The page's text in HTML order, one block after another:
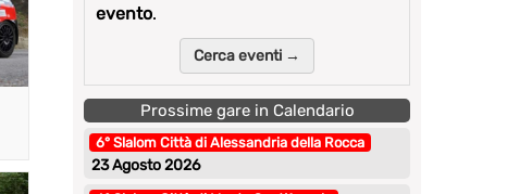
evento.
Cerca eventi →
Prossime gare in Calendario
6° Slalom Città di Alessandria della Rocca
23 Agosto 2026